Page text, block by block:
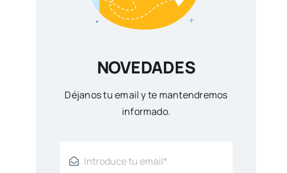
NOVEDADES
Déjanos tu email y te mantendremos
informado.